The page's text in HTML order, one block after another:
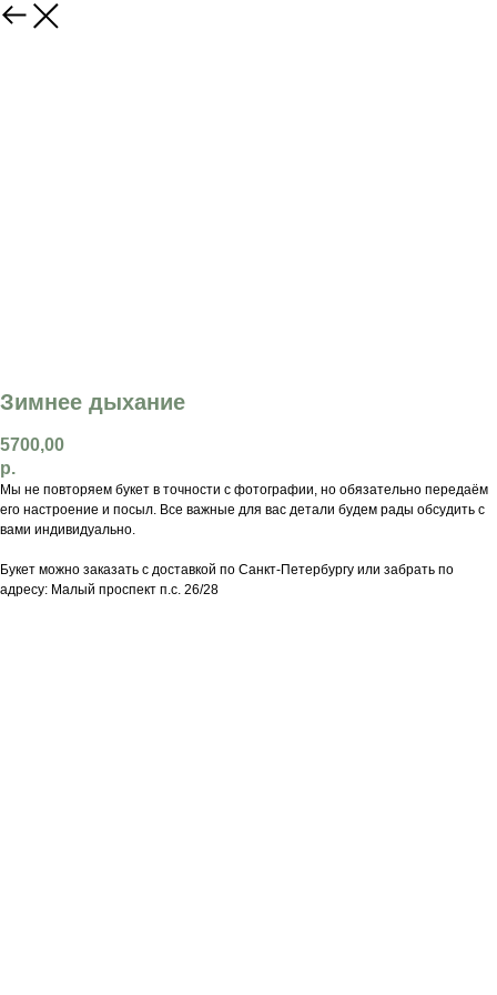
Зимнее дыхание
5700,00
р.
Мы не повторяем букет в точности с фотографии, но обязательно передаём
его настроение и посыл. Все важные для вас детали будем рады обсудить с
вами индивидуально.
Букет можно заказать с доставкой по Санкт-Петербургу или забрать по
адресу: Малый проспект п.с. 26/28